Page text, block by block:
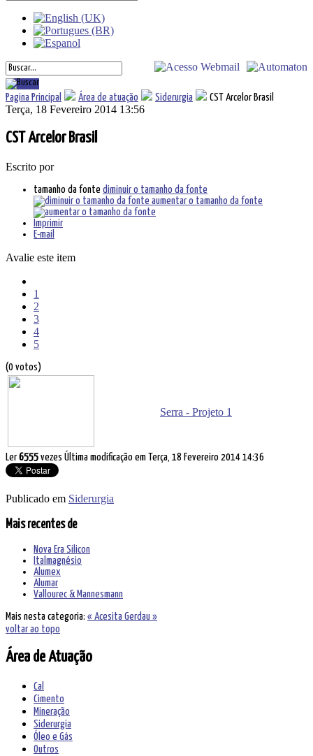
Pagina Principal Área de atuação Siderurgia CST Arcelor Brasil
Terça, 18 Fevereiro 2014 13:56
CST Arcelor Brasil
Escrito por
tamanho da fonte diminuir o tamanho da fonte
aumentar o tamanho da fonte
Imprimir
E-mail
Avalie este item
1
2
3
4
5
(0 votos)
Serra - Projeto 1
Ler 6555 vezes Última modificação em Terça, 18 Fevereiro 2014 14:36
Publicado em Siderurgia
Mais recentes de
Nova Era Silicon
Italmagnésio
Alumex
Alumar
Vallourec & Mannesmann
Mais nesta categoria: « Acesita Gerdau »
voltar ao topo
Área de Atuação
Cal
Cimento
Mineração
Siderurgia
Óleo e Gás
Outros